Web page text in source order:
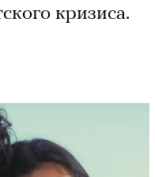
кризиса.